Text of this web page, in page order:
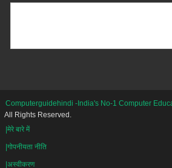
Computerguidehindi -India's No-1 Computer
All Rights Reserved.
|मेरे बारे में
|गोपनीयता नीति
|अस्वीकरण